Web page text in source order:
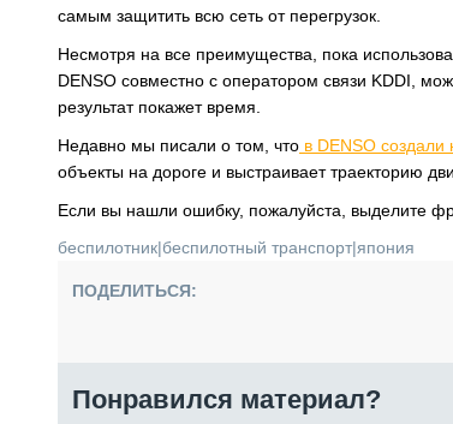
самым защитить всю сеть от перегрузок.
Несмотря на все преимущества, пока
DENSO совместно с оператором связи KDDI,
результат покажет время.
Недавно мы писали о том, что в DENSO
объекты на дороге и выстраивает траекторию
Если вы нашли ошибку, пожалуйста, выделите
беспилотник|беспилотный транспорт|япония
ПОДЕЛИТЬСЯ:
Понравился материал?